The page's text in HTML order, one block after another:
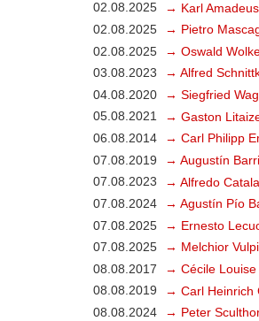
02.08.2025
→ Karl
02.08.2025
→ Pietro
02.08.2025
→ Oswald
03.08.2023
→ Alfred
04.08.2020
→ Siegfried
05.08.2021
→ Gaston
06.08.2014
→ Carl Philipp
07.08.2019
→ Augustín
07.08.2023
→ Alfredo
07.08.2024
→ Agustín Pío
07.08.2025
→ Ernesto
07.08.2025
→ Melchior
08.08.2017
→ Cécile Louise
08.08.2019
→ Carl Heinrich
08.08.2024
→ Peter